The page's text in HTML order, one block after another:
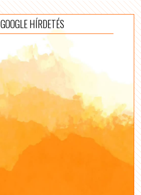
GOOGLE HÍRDETÉS